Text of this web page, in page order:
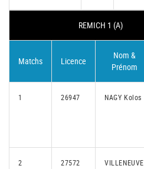
REMICH 1 (A)
Matchs Licence
Nom &
Prénom
1 26947 NAGY Kolos
2 27572
VILLENEUVE